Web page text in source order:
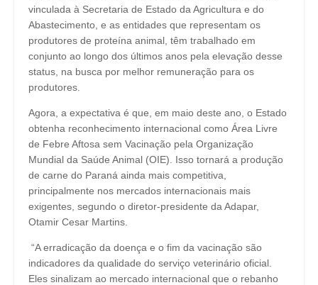
vinculada à Secretaria de Estado da Agricultura e do
Abastecimento, e as entidades que representam os
produtores de proteína animal, têm trabalhado em
conjunto ao longo dos últimos anos pela elevação desse
status, na busca por melhor remuneração para os
produtores.
Agora, a expectativa é que, em maio deste ano, o Estado
obtenha reconhecimento internacional como Área Livre
de Febre Aftosa sem Vacinação pela Organização
Mundial da Saúde Animal (OIE). Isso tornará a produção
de carne do Paraná ainda mais competitiva,
principalmente nos mercados internacionais mais
exigentes, segundo o diretor-presidente da Adapar,
Otamir Cesar Martins.
“A erradicação da doença e o fim da vacinação são
indicadores da qualidade do serviço veterinário oficial.
Eles sinalizam ao mercado internacional que o rebanho